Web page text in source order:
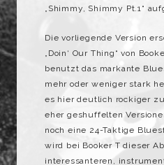
„Shimmy, Shimmy Pt.1“
Die vorliegende Version
„Doin‘ Our Thing“ von
benutzt das markante
mehr oder weniger stark
es hier deutlich rockiger
eher geshuffelten
noch eine 24-Taktige
wird bei Booker T dieser
interessanteren,